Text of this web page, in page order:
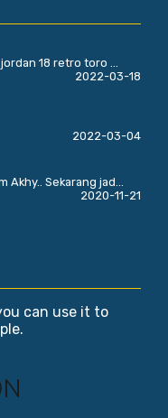
18 retro toro ...
2022-03-18
2022-03-04
Akhy.. Sekarang jad...
2020-11-21
can use it to